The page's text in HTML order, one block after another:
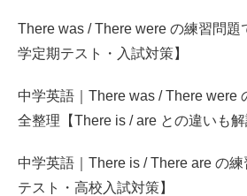
There was / There were の練習問題
学定期テスト・入試対策】
中学英語｜There was / There were
全整理【There is / are との違いも解
中学英語｜There is / There are の
テスト・高校入試対策】